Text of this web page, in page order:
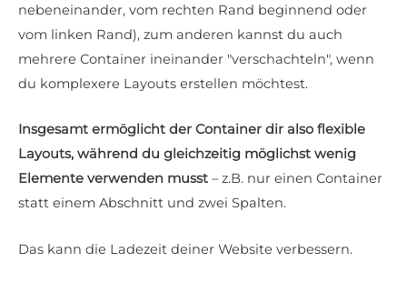
nebeneinander, vom rechten Rand beginnend oder
vom linken Rand), zum anderen kannst du auch
mehrere Container ineinander "verschachteln", wenn
du komplexere Layouts erstellen möchtest.
Insgesamt ermöglicht der Container dir also flexible
Layouts, während du gleichzeitig möglichst wenig
Elemente verwenden musst – z.B. nur einen Container
statt einem Abschnitt und zwei Spalten.
Das kann die Ladezeit deiner Website verbessern.